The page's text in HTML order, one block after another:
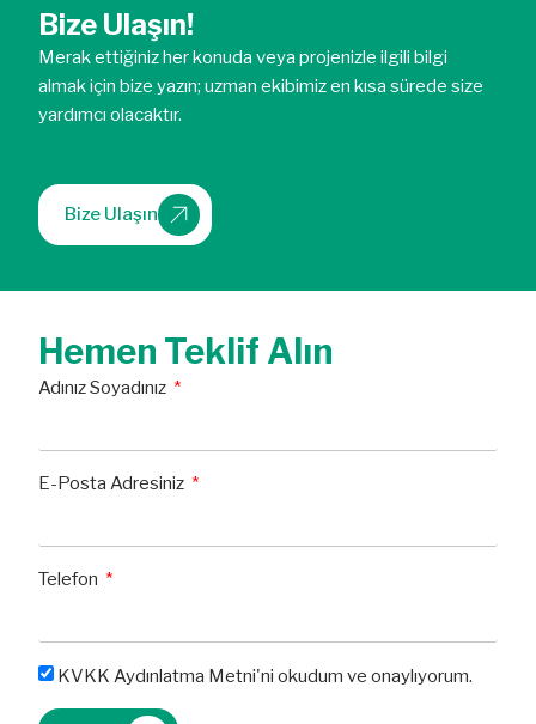
Bize Ulaşın!
Merak ettiğiniz her konuda veya projenizle ilgili bilgi
almak için bize yazın; uzman ekibimiz en kısa sürede size
yardımcı olacaktır.
Bize Ulaşın
Hemen Teklif Alın
Adınız Soyadınız
E-Posta Adresiniz
Telefon
KVKK Aydınlatma Metni'ni okudum ve onaylıyorum.